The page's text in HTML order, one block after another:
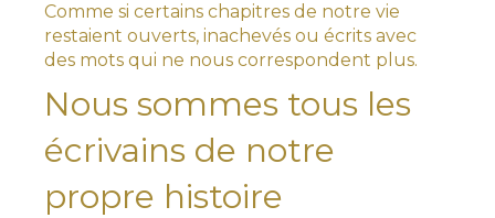
Comme si certains chapitres de notre vie
restaient ouverts, inachevés ou écrits avec
des mots qui ne nous correspondent plus.
Nous sommes tous les
écrivains de notre
propre histoire